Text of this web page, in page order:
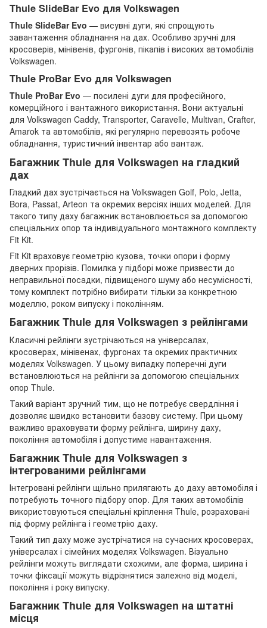
Thule SlideBar Evo для Volkswagen
Thule SlideBar Evo — висувні дуги, які спрощують
завантаження обладнання на дах. Особливо зручні для
кросоверів, мінівенів, фургонів, пікапів і високих автомобілів
Volkswagen.
Thule ProBar Evo для Volkswagen
Thule ProBar Evo — посилені дуги для професійного,
комерційного і вантажного використання. Вони актуальні
для Volkswagen Caddy, Transporter, Caravelle, Multivan, Crafter,
Amarok та автомобілів, які регулярно перевозять робоче
обладнання, туристичний інвентар або вантаж.
Багажник Thule для Volkswagen на гладкий
дах
Гладкий дах зустрічається на Volkswagen Golf, Polo, Jetta,
Bora, Passat, Arteon та окремих версіях інших моделей. Для
такого типу даху багажник встановлюється за допомогою
спеціальних опор та індивідуального монтажного комплекту
Fit Kit.
Fit Kit враховує геометрію кузова, точки опори і форму
дверних прорізів. Помилка у підборі може призвести до
неправильної посадки, підвищеного шуму або несумісності,
тому комплект потрібно вибирати тільки за конкретною
моделлю, роком випуску і поколінням.
Багажник Thule для Volkswagen з рейлінгами
Класичні рейлінги зустрічаються на універсалах,
кросоверах, мінівенах, фургонах та окремих практичних
моделях Volkswagen. У цьому випадку поперечні дуги
встановлюються на рейлінги за допомогою спеціальних
опор Thule.
Такий варіант зручний тим, що не потребує свердління і
дозволяє швидко встановити базову систему. При цьому
важливо враховувати форму рейлінга, ширину даху,
покоління автомобіля і допустиме навантаження.
Багажник Thule для Volkswagen з
інтегрованими рейлінгами
Інтегровані рейлінги щільно прилягають до даху автомобіля і
потребують точного підбору опор. Для таких автомобілів
використовуються спеціальні кріплення Thule, розраховані
під форму рейлінга і геометрію даху.
Такий тип даху може зустрічатися на сучасних кросоверах,
універсалах і сімейних моделях Volkswagen. Візуально
рейлінги можуть виглядати схожими, але форма, ширина і
точки фіксації можуть відрізнятися залежно від моделі,
покоління і року випуску.
Багажник Thule для Volkswagen на штатні
місця